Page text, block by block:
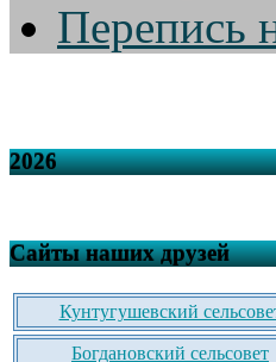
Перепись
2026
Сайты наших друзей
Кунтугушевский
Богдановский сельсовет